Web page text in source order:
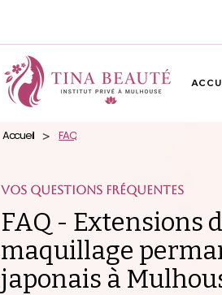
Accueil > FAQ
Vos questions fréquentes
FAQ - Extensions
maquillage
japonais à